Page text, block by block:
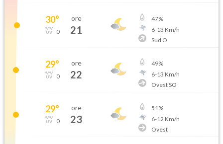
30°
0
ore
21
47%
6-13 Km/h
Sud O
29°
0
ore
22
49%
6-13 Km/h
Ovest SO
29°
0
ore
23
51%
6-12 Km/h
Ovest